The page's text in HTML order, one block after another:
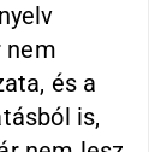
nem
és a
is,